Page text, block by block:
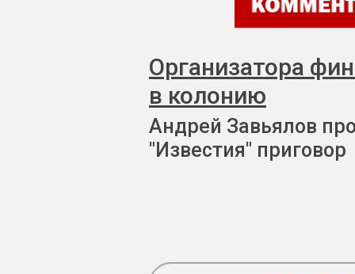
Организатора
в колонию
Андрей Завьялов
"Известия" приговор